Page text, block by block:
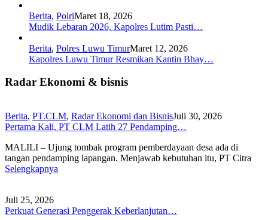
Berita, PolriMaret 18, 2026
Mudik Lebaran 2026, Kapolres Lutim Pasti…
Berita, Polres Luwu TimurMaret 12, 2026
Kapolres Luwu Timur Resmikan Kantin Bhay…
Radar Ekonomi & bisnis
Berita, PT.CLM, Radar Ekonomi dan BisnisJuli 30, 2026
Pertama Kali, PT CLM Latih 27 Pendamping…
MALILI – Ujung tombak program pemberdayaan desa ada di
tangan pendamping lapangan. Menjawab kebutuhan itu, PT Citra
Selengkapnya
Juli 25, 2026
Perkuat Generasi Penggerak Keberlanjutan…